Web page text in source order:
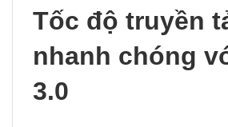
Tốc độ truyền
nhanh chóng
3.0